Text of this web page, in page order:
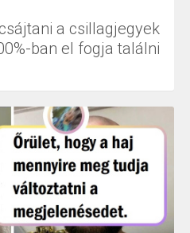
a csillagjegyek
ban el fogja találni